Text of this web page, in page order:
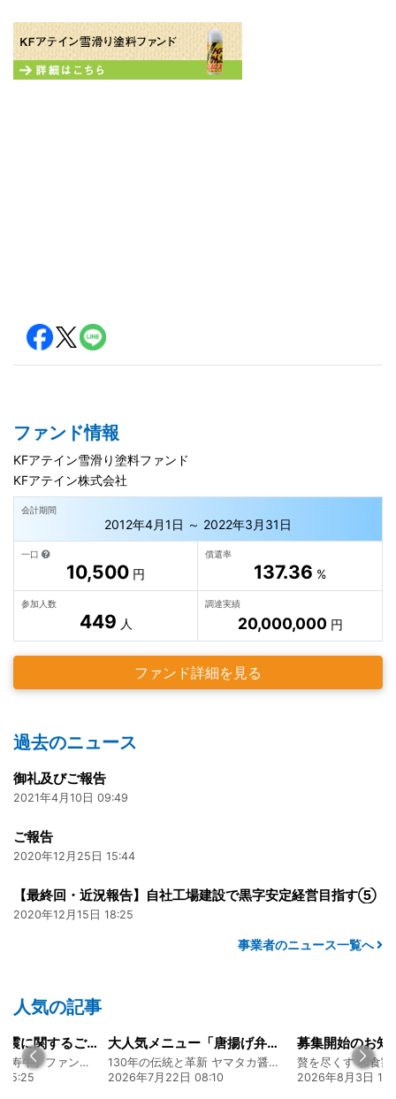
ファンド情報
KFアテイン雪滑り塗料ファンド
KFアテイン株式会社
会計期間
2012年4月1日 ～ 2022年3月31日
一口
10,500 円
償還率
137.36 %
参加人数
449 人
調達実績
20,000,000円
ファンド詳細を見る
過去のニュース
御礼及びご報告
2021年4月10日 09:49
ご報告
2020年12月25日 15:44
【最終回・近況報告】自社工場建設で黒字安定経営目指す⑤
2020年12月15日 18:25
事業者のニュース一覧へ
人気の記事
令和8年熊本地震に関するご報告
熊本 あか牛「延寿牛」ファンド2026
15:25
大人気メニュー「唐揚げ弁当」のレシピをご紹介します！
130年の伝統と革新 ヤマタカ醤油ファンド
2026年7月22日 08:10
募集開始のお知
贅を尽くす 和食
2026年8月3日